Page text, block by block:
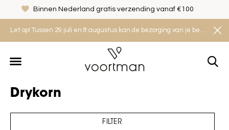
Let op! Tussen 29 juli en 8 augustus kan de bezorging van je bestelling iets langer duren. Houd rekening met een levertijd van 2 tot 4 werkdagen.
Veilig shoppen met het Thuiswinkel Waarborg
Drykorn
FILTER